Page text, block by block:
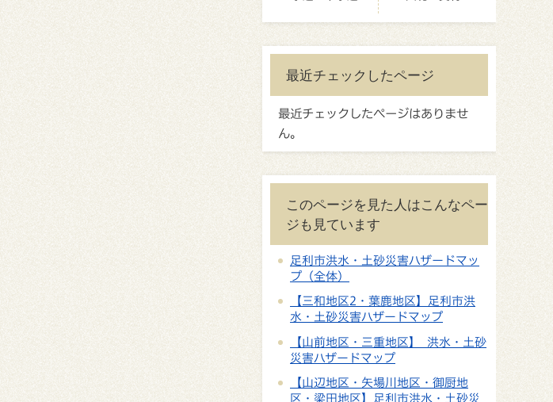
最近チェックしたページ
最近チェックしたページはありませ
ん。
このページを見た人はこんなペー
ジも見ています
足利市洪水・土砂災害ハザードマッ
プ（全体）
【三和地区2・葉鹿地区】足利市洪
水・土砂災害ハザードマップ
【山前地区・三重地区】 洪水・土砂
災害ハザードマップ
【山辺地区・矢場川地区・御厨地
区・梁田地区】足利市洪水・土砂災